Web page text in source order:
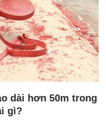
dài hơn 50m trong
gì?